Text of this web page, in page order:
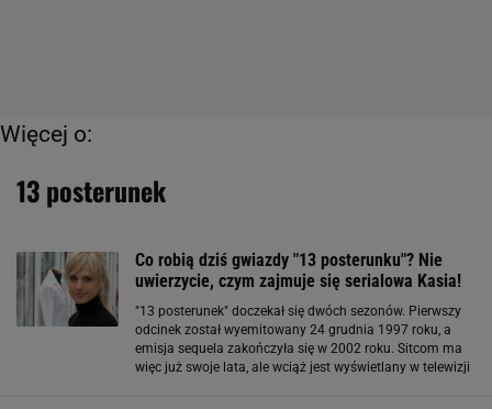
Więcej o:
13 posterunek
Co robią dziś gwiazdy "13 posterunku"? Nie
uwierzycie, czym zajmuje się serialowa Kasia!
"13 posterunek" doczekał się dwóch sezonów. Pierwszy
odcinek został wyemitowany 24 grudnia 1997 roku, a
emisja sequela zakończyła się w 2002 roku. Sitcom ma
więc już swoje lata, ale wciąż jest wyświetlany w telewizji